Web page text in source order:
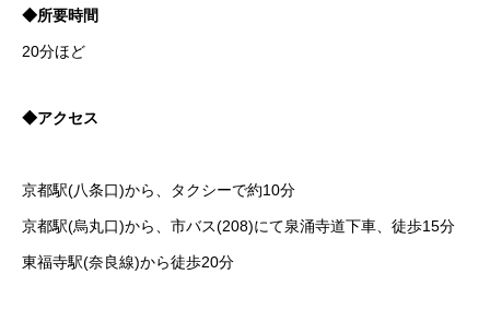
◆所要時間
20分ほど
◆アクセス
京都駅(八条口)から、タクシーで約10分
京都駅(烏丸口)から、市バス(208)にて泉涌寺道下車、徒歩15分
東福寺駅(奈良線)から徒歩20分